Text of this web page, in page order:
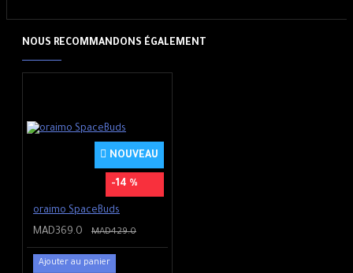
NOUS RECOMMANDONS ÉGALEMENT
NOUVEAU
-14 %
oraimo SpaceBuds
MAD369.0 MAD429.0
Ajouter au panier